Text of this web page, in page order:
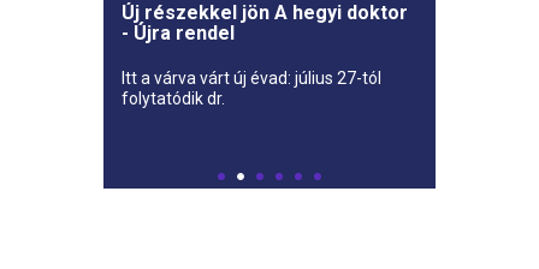
Új részekkel jön A hegyi doktor
- Újra rendel
Itt a várva várt új évad: július 27-tól
folytatódik dr.